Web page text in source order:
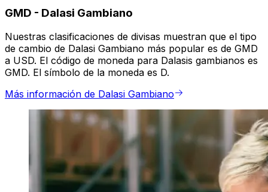
GMD - Dalasi Gambiano
Nuestras clasificaciones de divisas muestran que el tipo
de cambio de Dalasi Gambiano más popular es de GMD
a USD. El código de moneda para Dalasis gambianos es
GMD. El símbolo de la moneda es D.
Más información de Dalasi Gambiano